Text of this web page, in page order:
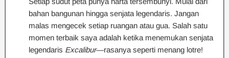
bahan bangunan hingga senjata legendaris. Jangan
malas mengecek setiap ruangan atau gua. Salah satu
momen terbaik saya adalah ketika menemukan senjata
legendaris Excalibur—rasanya seperti menang lotre!